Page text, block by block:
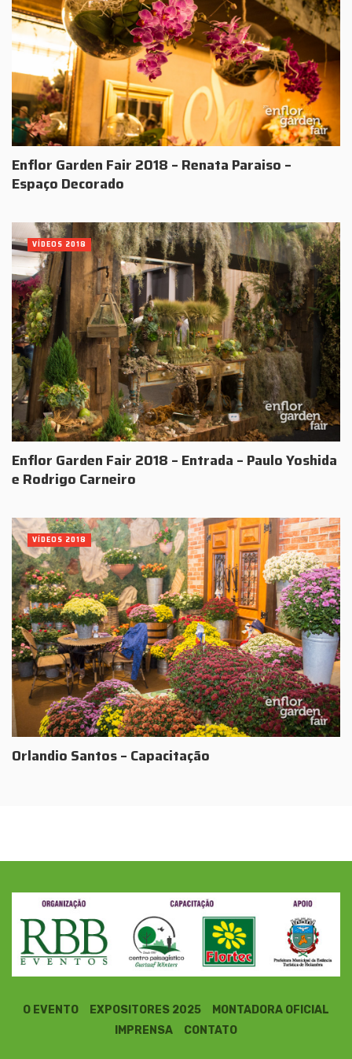
Enflor Garden Fair 2018 – Renata Paraiso –
Espaço Decorado
Enflor Garden Fair 2018 – Entrada – Paulo Yoshida
e Rodrigo Carneiro
VÍDEOS 2018
Orlandio Santos – Capacitação
VÍDEOS 2018
O EVENTO EXPOSITORES 2025
MONTADORA OFICIAL
IMPRENSA
CONTATO